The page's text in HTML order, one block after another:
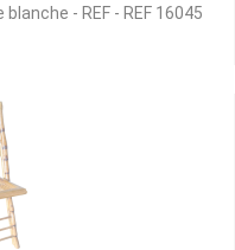
- REF - REF 16045